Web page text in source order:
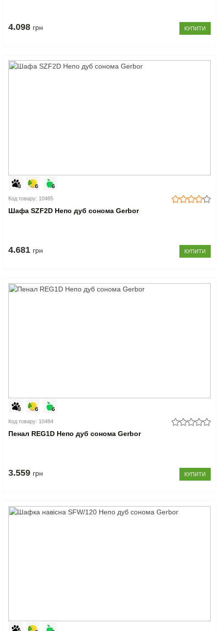
4.098 грн КУПИТИ
Код товару: 10485
Шафа SZF2D Непо дуб сонома Gerbor
4.681 грн КУПИТИ
Код товару: 10484
Пенал REG1D Непо дуб сонома Gerbor
3.559 грн КУПИТИ